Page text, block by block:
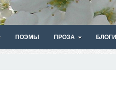
ПОЭМЫ ПРОЗА БЛОГИ